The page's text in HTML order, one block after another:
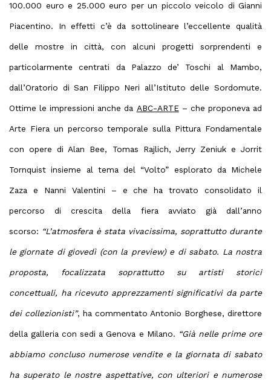
100.000 euro e 25.000 euro per un piccolo veicolo di Gianni
Piacentino. In effetti c’è da sottolineare l’eccellente qualità
delle mostre in città, con alcuni progetti sorprendenti e
particolarmente centrati da Palazzo de’ Toschi al Mambo,
dall’Oratorio di San Filippo Neri all’Istituto delle Sordomute.
Ottime le impressioni anche da ABC-ARTE– che proponeva ad
Arte Fiera un percorso temporale sulla Pittura Fondamentale
con opere di Alan Bee, Tomas Rajlich, Jerry Zeniuk e Jorrit
Tornquist insieme al tema del “Volto” esplorato da Michele
Zaza e Nanni Valentini – e che ha trovato consolidato il
percorso di crescita della fiera avviato già dall’anno
scorso: “L’atmosfera è stata vivacissima, soprattutto durante
le giornate di giovedì (con la preview) e di sabato. La nostra
proposta, focalizzata soprattutto su artisti storici
concettuali, ha ricevuto apprezzamenti significativi da parte
dei collezionisti”, ha commentato Antonio Borghese, direttore
della galleria con sedi a Genova e Milano. “Già nelle prime ore
abbiamo concluso numerose vendite e la giornata di sabato
ha superato le nostre aspettative, con ulteriori e numerose